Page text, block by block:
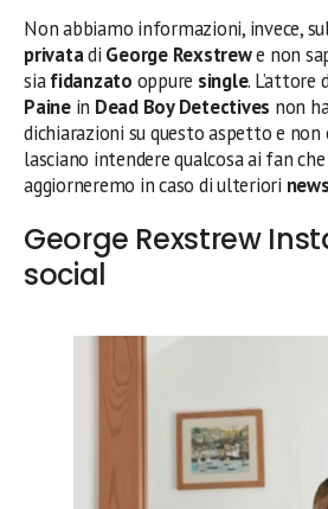
Non abbiamo informazioni, invece,
privatadi George Rexstrewe non
siafidanzato oppure single. L’attore
Painein Dead Boy Detectives non
dichiarazioni su questo aspetto e
lasciano intendere qualcosa ai fan
aggiorneremo in caso di ulteriori news
George Rexstrew
social